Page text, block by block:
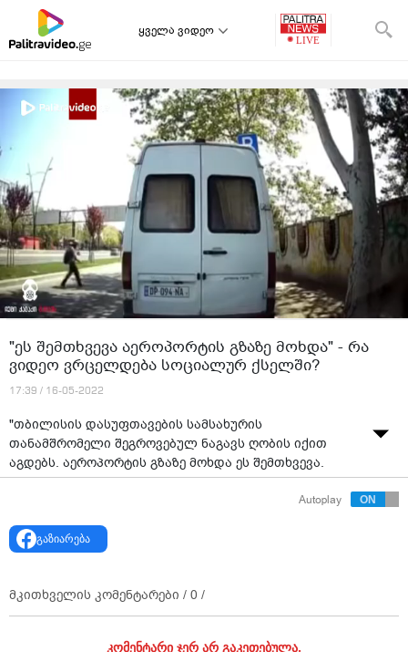
ყველა ვიდეო
"ეს შემთხვევა აეროპორტის გზაზე მოხდა" - რა
ვიდეო ვრცელდება სოციალურ ქსელში?
17:39 / 16-05-2022
"თბილისის დასუფთავების სამსახურის
თანამშრომელი შეგროვებულ ნაგავს ღობის იქით
აგდებს. აეროპორტის გზაზე მოხდა ეს შემთხვევა.
მართლა გვაინტერესებს მიზეზი - რატომ?" - ამის
შესახებ სოციალურ ქსელში "ჩემი ქალაქი მკლავს"
Autoplay
გაზიარება
მკითხველის კომენტარები / 0 /
კომენტარი ჯერ არ გაკეთებულა.